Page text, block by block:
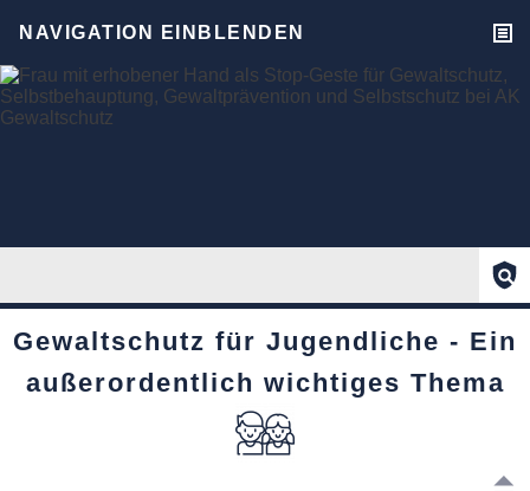
NAVIGATION EINBLENDEN
Gewaltschutz für Jugendliche - Ein
außerordentlich wichtiges Thema